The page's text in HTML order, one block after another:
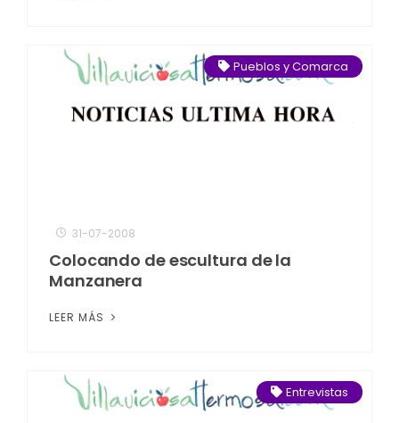
Pueblos y Comarca
31-07-2008
Colocando de escultura de la
Manzanera
LEER MÁS
Entrevistas